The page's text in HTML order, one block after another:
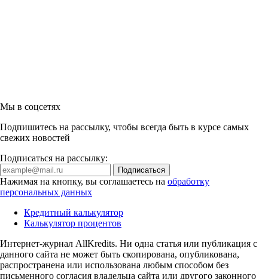
Мы в соцсетях
Подпишитесь на рассылку, чтобы всегда быть в курсе самых
свежих новостей
Подписаться на рассылку:
Нажимая на кнопку, вы соглашаетесь на обработку
персональных данных
Кредитный калькулятор
Калькулятор процентов
Интернет-журнал AllKredits. Ни одна статья или публикация с
данного сайта не может быть скопирована, опубликована,
распространена или использована любым способом без
письменного согласия владельца сайта или другого законного